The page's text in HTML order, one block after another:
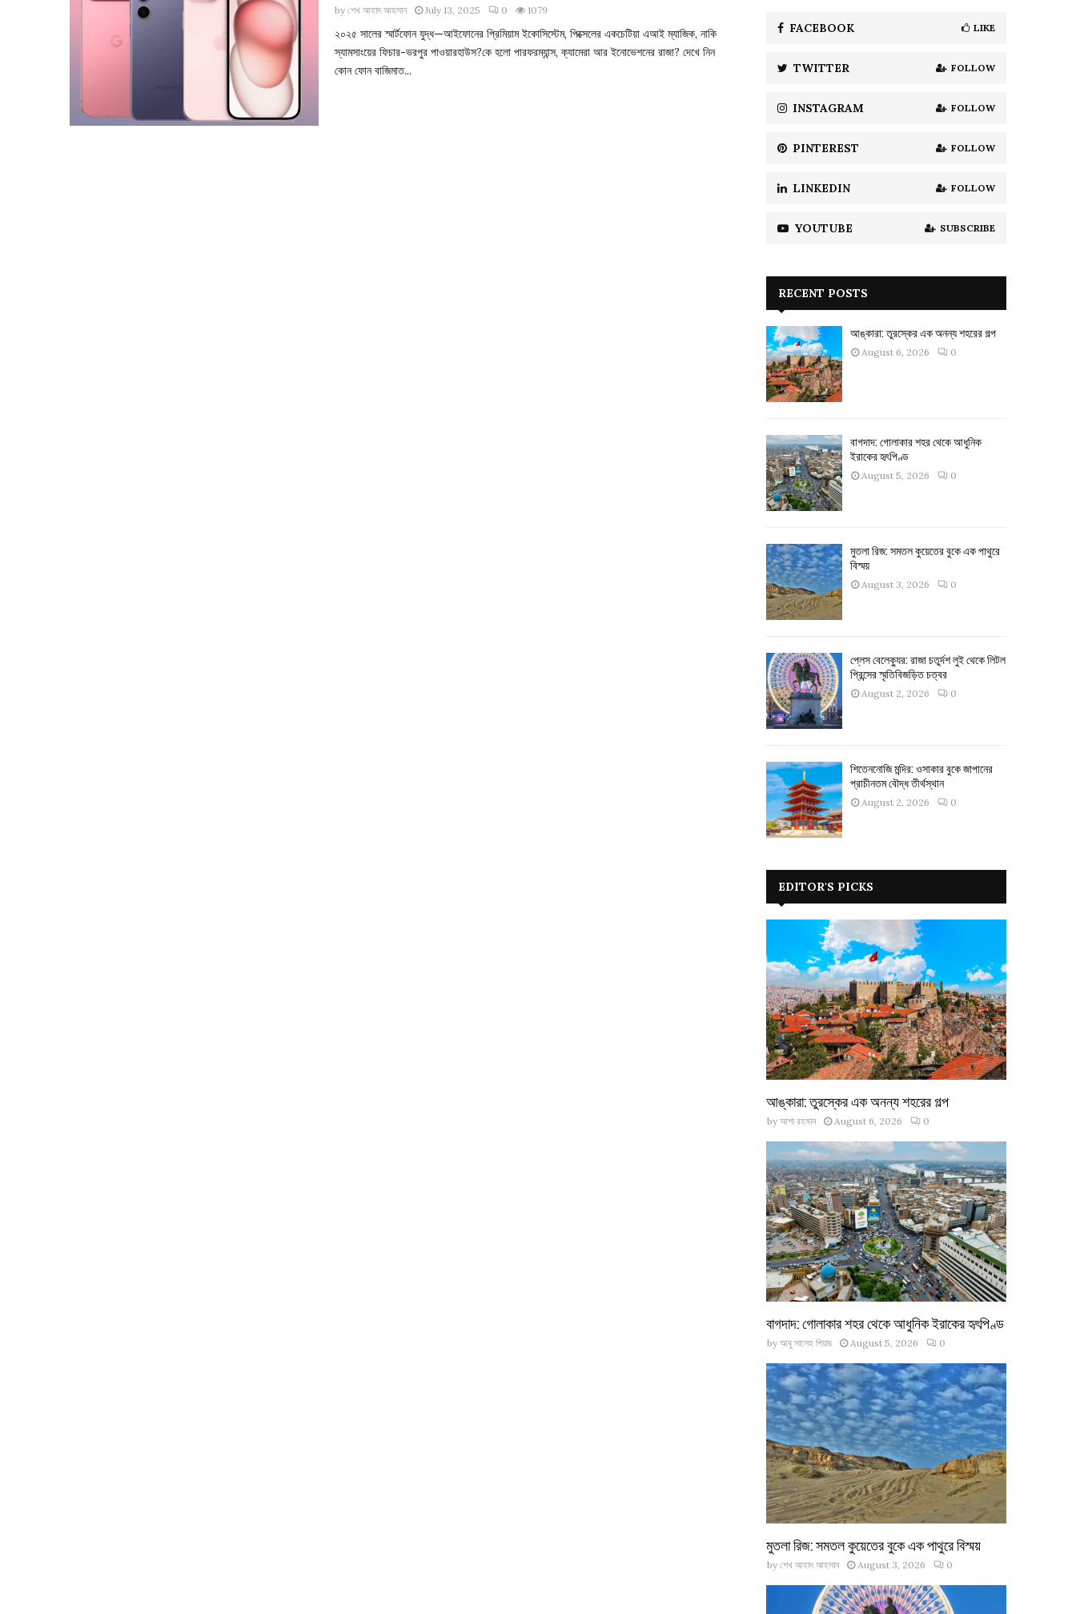
byশেখ আহাদ আহসান July 13, 2025 0 1079
২০২৫ সালের স্মার্টফোন যুদ্ধ—আইফোনের প্রিমিয়াম ইকোসিস্টেম, পিক্সেলের একচেটিয়া এআই ম্যাজিক, নাকি
স্যামসাংয়ের ফিচার-ভরপুর পাওয়ারহাউস?কে হলো পারফরম্যান্স, ক্যামেরা আর ইনোভেশনের রাজা? দেখে নিন
কোন ফোন বাজিমাত...
C
H
FACEBOOK LIKE
TWITTER FOLLOW
INSTAGRAM FOLLOW
PINTEREST FOLLOW
LINKEDIN FOLLOW
YOUTUBE SUBSCRIBE
RECENT POSTS
আঙ্কারা: তুরস্কের এক অনন্য শহরের গল্প
August 6, 2026 0
বাগদাদ: গোলাকার শহর থেকে আধুনিক
ইরাকের হৃৎপিণ্ড
August 5, 2026 0
মুতলা রিজ: সমতল কুয়েতের বুকে এক পাথুরে
বিস্ময়
August 3, 2026 0
প্লেস বেলেক্যুর: রাজা চতুর্দশ লুই থেকে লিটল
প্রিন্সের স্মৃতিবিজড়িত চত্বর
August 2, 2026 0
শিতেননোজি মন্দির: ওসাকার বুকে জাপানের
প্রাচীনতম বৌদ্ধ তীর্থস্থান
August 2, 2026 0
EDITOR'S PICKS
আঙ্কারা: তুরস্কের এক অনন্য শহরের গল্প
by আশা রহমান August 6, 2026 0
বাগদাদ: গোলাকার শহর থেকে আধুনিক ইরাকের হৃৎপিণ্ড
by আবু সালেহ পিয়ার August 5, 2026 0
মুতলা রিজ: সমতল কুয়েতের বুকে এক পাথুরে বিস্ময়
by শেখ আহাদ আহসান August 3, 2026 0